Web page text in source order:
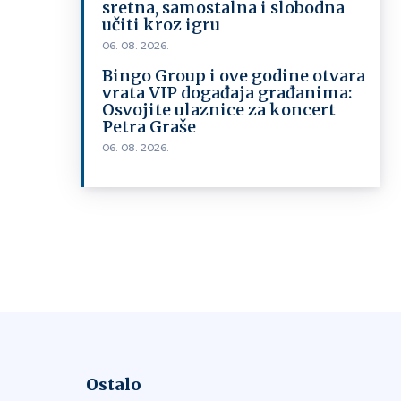
sretna, samostalna i slobodna
učiti kroz igru
06. 08. 2026.
Bingo Group i ove godine otvara
vrata VIP događaja građanima:
Osvojite ulaznice za koncert
Petra Graše
06. 08. 2026.
Ostalo